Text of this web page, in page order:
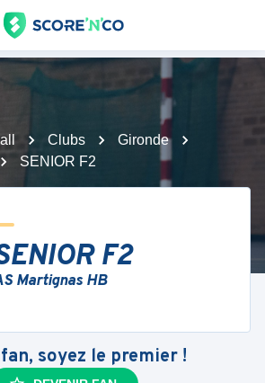
Clubs
Gironde
SENIOR F2
F2
Martignas HB
soyez le premier !